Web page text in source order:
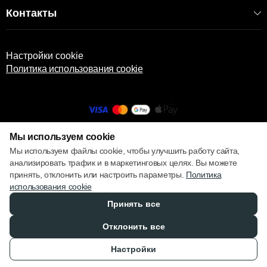
Контакты
Настройки cookie
Политика использования cookie
© 2013 – 2026 ECOM
Каталог Корзина
Мы используем cookie
Мы используем файлы cookie, чтобы улучшить работу сайта,
анализировать трафик и в маркетинговых целях. Вы можете
принять, отклонить или настроить параметры. Политика
использования cookie
Принять все
Отклонить все
Настройки